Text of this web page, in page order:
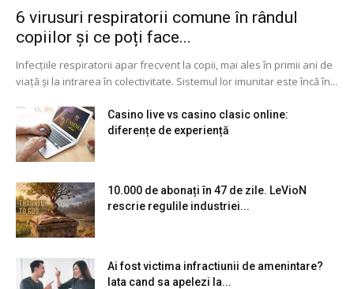
6 virusuri respiratorii comune în rândul
copiilor și ce poți face...
Infecțiile respiratorii apar frecvent la copii, mai ales în primii ani de
viață și la intrarea în colectivitate. Sistemul lor imunitar este încă în...
Casino live vs casino clasic online:
diferențe de experiență
10.000 de abonați în 47 de zile. LeVioN
rescrie regulile industriei...
Ai fost victima infractiunii de amenintare?
Iata cand sa apelezi la...